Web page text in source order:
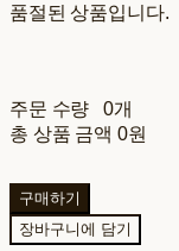
품절된 상품입니다.
주문 수량
0개
총 상품 금액 0원
구매하기
장바구니에 담기